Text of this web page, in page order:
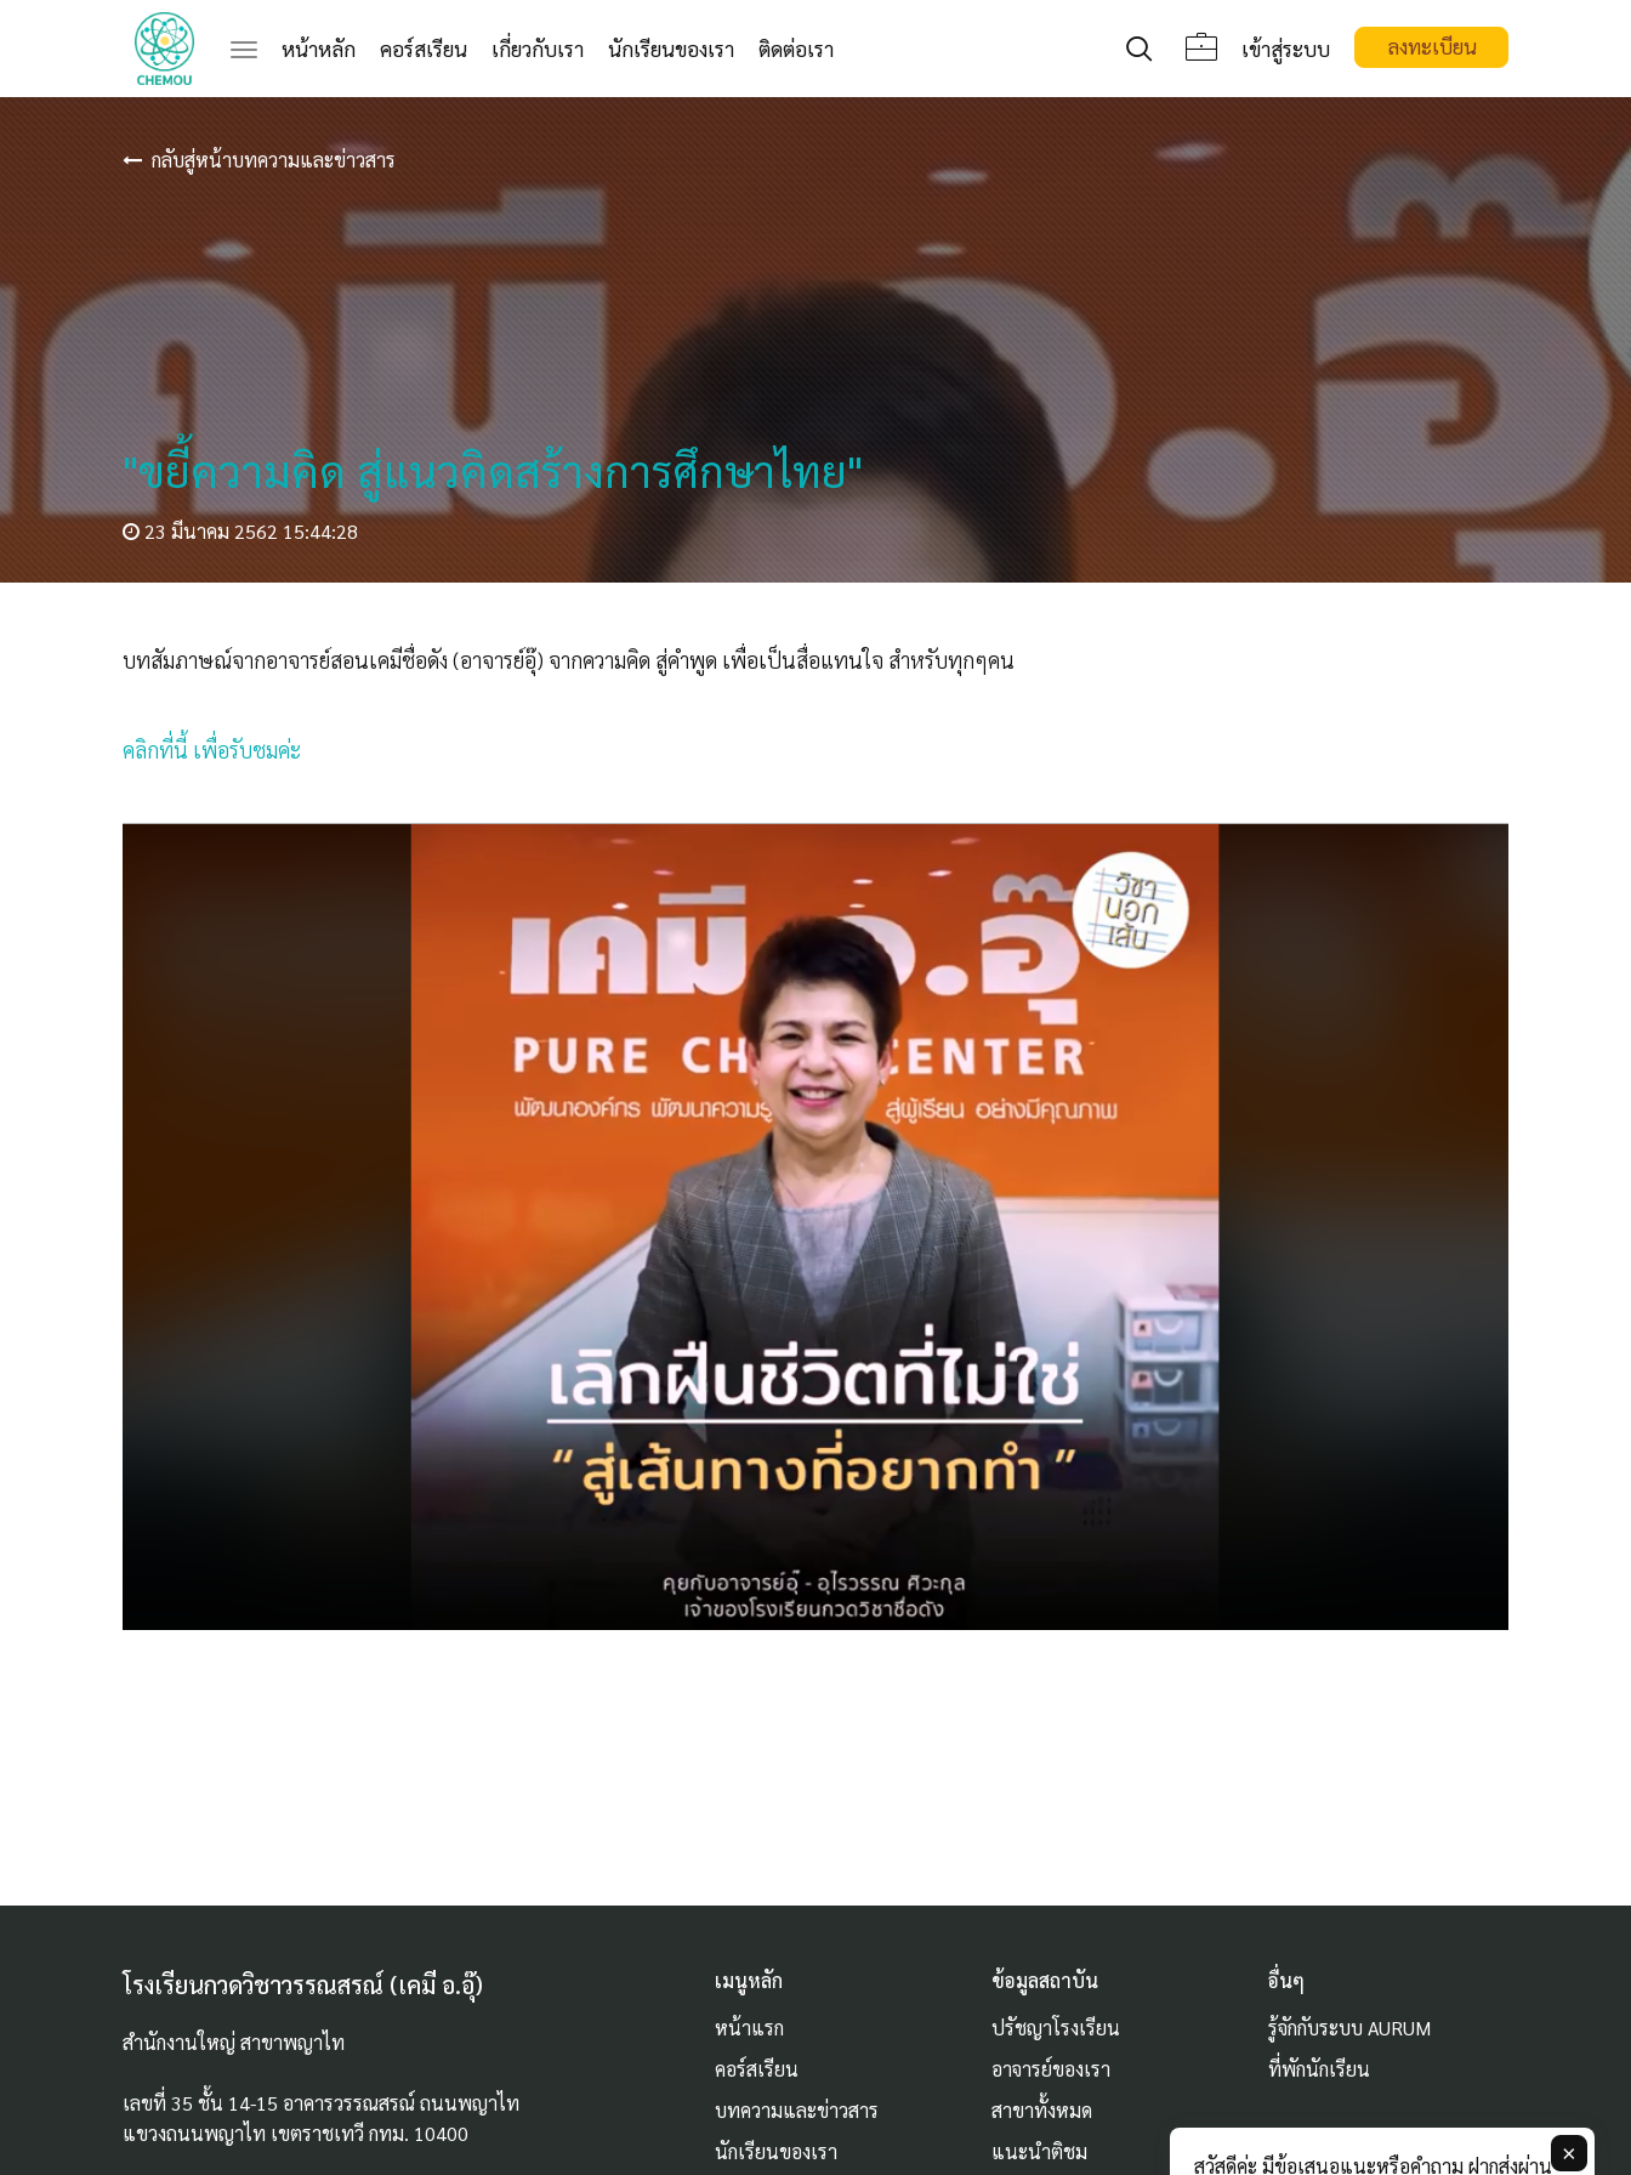
หน้าหลัก(current)
คอร์สเรียน เกี่ยวกับเรา นักเรียนของเรา ติดต่อเรา เข้าสู่ระบบ ลงทะเบียน
กลับสู่หน้าบทความและข่าวสาร
"ขยี้ความคิด สู่แนวคิดสร้างการศึกษาไทย"
23 มีนาคม 2562 15:44:28
บทสัมภาษณ์จากอาจารย์สอนเคมีชื่อดัง (อาจารย์อุ๊) จากความคิด สู่คำพูด เพื่อเป็นสื่อแทนใจ สำหรับทุกๆคน
คลิกที่นี้ เพื่อรับชมค่ะ
โรงเรียนกวดวิชาวรรณสรณ์ (เคมี อ.อุ๊)
สำนักงานใหญ่ สาขาพญาไท
เลขที่ 35 ชั้น 14-15 อาคารวรรณสรณ์ ถนนพญาไท
แขวงถนนพญาไท เขตราชเทวี กทม. 10400
เมนูหลัก
หน้าแรก
คอร์สเรียน
บทความและข่าวสาร
นักเรียนของเรา
ข้อมูลสถาบัน
ปรัชญาโรงเรียน
อาจารย์ของเรา
สาขาทั้งหมด
แนะนำติชม
อื่นๆ
รู้จักกับระบบ AURUM
ที่พักนักเรียน
×
สวัสดีค่ะ มีข้อเสนอแนะหรือคำถาม ฝากส่งผ่าน